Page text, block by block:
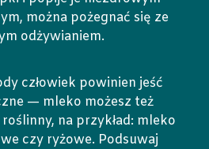
można pożegnać się ze
odżywianiem.
człowiek powinien jeść
— mleko możesz też
na przykład: mleko
czy ryżowe. Podsuwaj